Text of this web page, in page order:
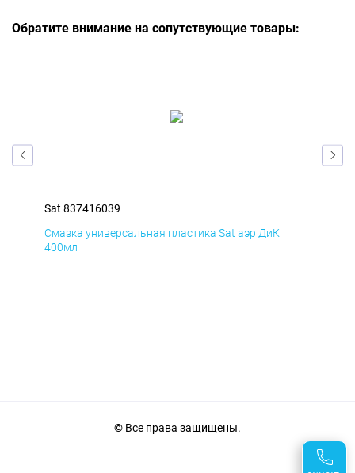
Обратите внимание на сопутствующие товары:
Sat 837416039
Смазка универсальная пластика Sat аэр ДиК
400мл
© Все права защищены.